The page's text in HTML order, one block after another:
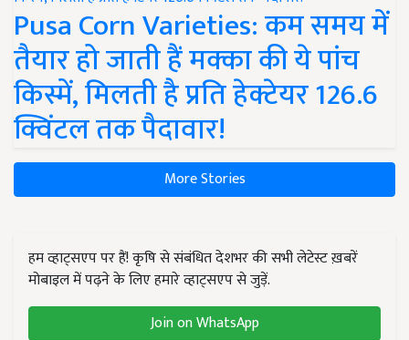
Pusa Corn Varieties: कम समय में
तैयार हो जाती हैं मक्का की ये पांच
किस्में, मिलती है प्रति हेक्टेयर 126.6
क्विंटल तक पैदावार!
More Stories
हम व्हाट्सएप पर हैं! कृषि से संबंधित देशभर की सभी लेटेस्ट ख़बरें
मोबाइल में पढ़ने के लिए हमारे व्हाट्सएप से जुड़ें.
Join on WhatsApp